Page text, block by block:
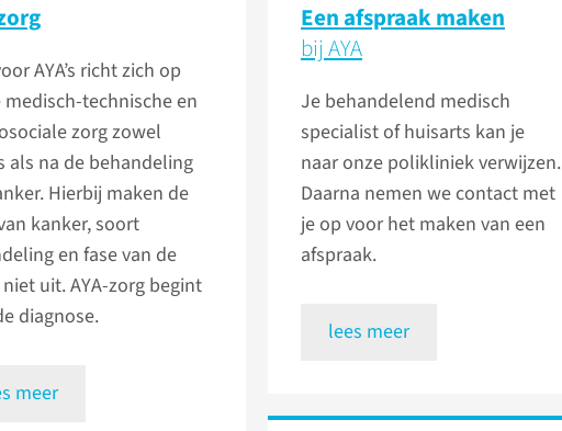
AYA’s richt zich op
medisch-technische en
zorg zowel
als na de behandeling
Hierbij maken de
kanker, soort
en fase van de
uit. AYA-zorg begint
diagnose.
meer
Een afspraak maken
bij AYA
Je behandelend medisch
specialist of huisarts kan je
naar onze polikliniek verwijzen.
Daarna nemen we contact met
je op voor het maken van een
afspraak.
lees meer